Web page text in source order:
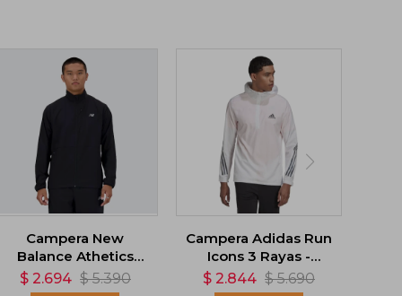
Campera New
Balance Athetics
Stretch Woven -
Negro
$ 2.694 $ 5.390
Campera Adidas Run
Icons 3 Rayas -
Blanco
$ 2.844 $ 5.690